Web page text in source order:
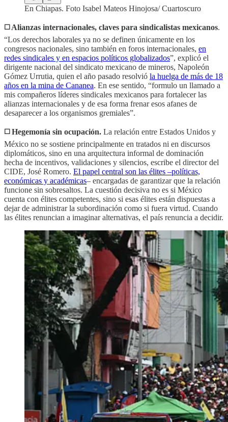
En Chiapas. Foto Isabel Mateos Hinojosa/ Cuartoscuro
◻️ Alianzas internacionales, claves para sindicalistas mexicanos.
“Los derechos laborales ya no se definen únicamente en los
congresos nacionales, sino también en foros internacionales, en
redes sindicales y en espacios políticos globalizados”, explicó el
dirigente nacional del sindicato mexicano de mineros, Napoleón
Gómez Urrutia, quien el año pasado resolvió la huelga de más de 18
años en la mina de Cananea. En ese sentido, “formulo un llamado a
mis compañeros líderes sindicales mexicanos para fortalecer las
alianzas internacionales y de esa forma frenar esos afanes de
desaparecer a los organismos gremiales”.
◻️ Hegemonía sin ocupación. La relación entre Estados Unidos y
México no se sostiene principalmente en tratados ni en discursos
diplomáticos, sino en una arquitectura informal de dominación
hecha de incentivos, validaciones y silencios, escribe el director del
CIDE, José Romero. El papel central son las élites –políticas,
económicas y académicas– encargadas de garantizar que la relación
funcione sin sobresaltos. La cuestión decisiva no es si México
cuenta con élites competentes, sino si esas élites están dispuestas a
dejar de administrar la subordinación como si fuera virtud. Cuando
las élites renuncian a imaginar alternativas, el país renuncia a decidir.